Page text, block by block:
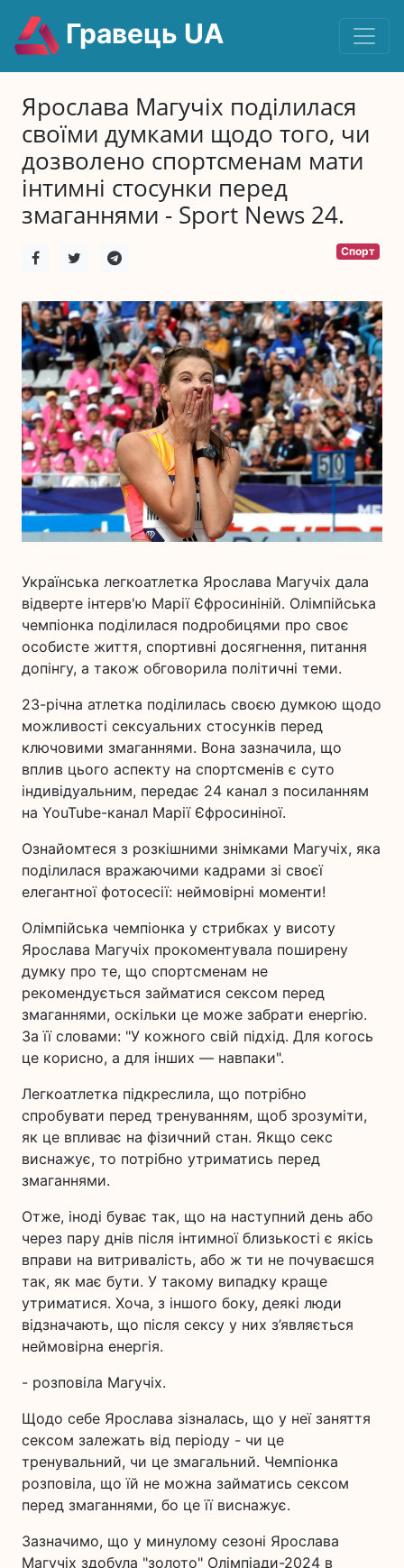
Гравець UA
Ярослава Магучіх поділилася
своїми думками щодо того, чи
дозволено спортсменам мати
інтимні стосунки перед
змаганнями - Sport News 24.
Спорт
Українська легкоатлетка Ярослава Магучіх дала
відверте інтерв'ю Марії Єфросиніній. Олімпійська
чемпіонка поділилася подробицями про своє
особисте життя, спортивні досягнення, питання
допінгу, а також обговорила політичні теми.
23-річна атлетка поділилась своєю думкою щодо
можливості сексуальних стосунків перед
ключовими змаганнями. Вона зазначила, що
вплив цього аспекту на спортсменів є суто
індивідуальним, передає 24 канал з посиланням
на YouTube-канал Марії Єфросиніної.
Ознайомтеся з розкішними знімками Магучіх, яка
поділилася вражаючими кадрами зі своєї
елегантної фотосесії: неймовірні моменти!
Олімпійська чемпіонка у стрибках у висоту
Ярослава Магучіх прокоментувала поширену
думку про те, що спортсменам не
рекомендується займатися сексом перед
змаганнями, оскільки це може забрати енергію.
За її словами: "У кожного свій підхід. Для когось
це корисно, а для інших — навпаки".
Легкоатлетка підкреслила, що потрібно
спробувати перед тренуванням, щоб зрозуміти,
як це впливає на фізичний стан. Якщо секс
виснажує, то потрібно утриматись перед
змаганнями.
Отже, іноді буває так, що на наступний день або
через пару днів після інтимної близькості є якісь
вправи на витривалість, або ж ти не почуваєшся
так, як має бути. У такому випадку краще
утриматися. Хоча, з іншого боку, деякі люди
відзначають, що після сексу у них з’являється
неймовірна енергія.
- розповіла Магучіх.
Щодо себе Ярослава зізналась, що у неї заняття
сексом залежать від періоду - чи це
тренувальний, чи це змагальний. Чемпіонка
розповіла, що їй не можна займатись сексом
перед змаганнями, бо це її виснажує.
Зазначимо, що у минулому сезоні Ярослава
Магучіх здобула "золото" Олімпіади-2024 в